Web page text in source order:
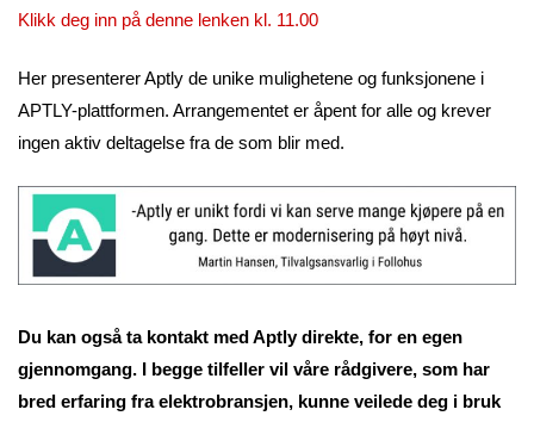
Klikk deg inn på denne lenken kl. 11.00
Her presenterer Aptly de unike mulighetene og funksjonene i
APTLY-plattformen. Arrangementet er åpent for alle og krever
ingen aktiv deltagelse fra de som blir med.
Du kan også ta kontakt med Aptly direkte, for en egen
gjennomgang. I begge tilfeller vil våre rådgivere, som har
bred erfaring fra elektrobransjen, kunne veilede deg i bruk